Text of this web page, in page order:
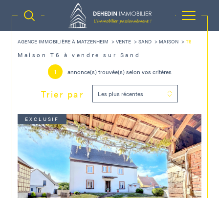
AGENCE IMMOBILIÈRE À MATZENHEIM VENTE SAND MAISON T6
Maison T6 à vendre sur Sand
1
annonce(s) trouvée(s) selon vos critères
Trier par Les plus récentes
EXCLUSIF